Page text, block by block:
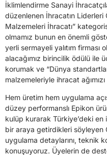
İklimlendirme Sanayi
düzenlenen İhracatın Liderleri
Malzemeleri İhracatı”
olmamız bunun en önemli
yerli sermayeli yalıtım firması
alacağımız birincilik ödülü ile
korumak ve “Dünya
malzemeleriyle ihracat
Hem üretim hem uygulama
düzey performanslı Epikon
kulüp kurarak Türkiye’deki en
bir araya getirdikleri söyleyen
uygulama detaylarını, teknik
konuşuyoruz. Üyelerin de